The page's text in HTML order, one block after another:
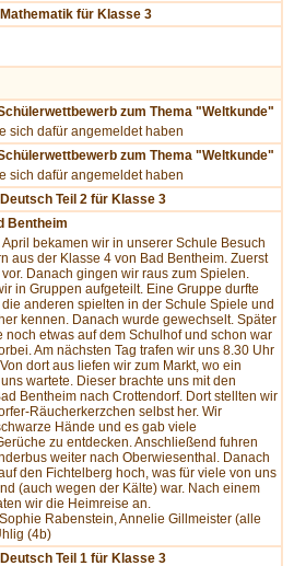
für Klasse 3
zum Thema "Weltkunde"
sich dafür angemeldet haben
zum Thema "Weltkunde"
sich dafür angemeldet haben
Teil 2 für Klasse 3
Bentheim
bekamen wir in unserer Schule Besuch
aus der Klasse 4 von Bad Bentheim. Zuerst
Danach gingen wir raus zum Spielen.
in Gruppen aufgeteilt. Eine Gruppe durfte
anderen spielten in der Schule Spiele und
kennen. Danach wurde gewechselt. Später
noch etwas auf dem Schulhof und schon war
Am nächsten Tag trafen wir uns 8.30 Uhr
dort aus liefen wir zum Markt, wo ein
wartete. Dieser brachte uns mit den
Bentheim nach Crottendorf. Dort stellten wir
Räucherkerzchen selbst her. Wir
Hände und es gab viele
zu entdecken. Anschließend fuhren
weiter nach Oberwiesenthal. Danach
den Fichtelberg hoch, was für viele von uns
(auch wegen der Kälte) war. Nach einem
wir die Heimreise an.
Rabenstein, Annelie Gillmeister (alle
(4b)
Teil 1 für Klasse 3